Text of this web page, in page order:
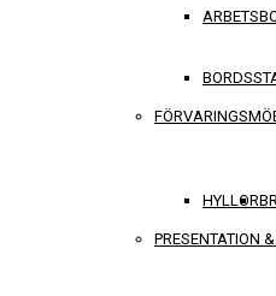
HYLLOR
PRESENTATION